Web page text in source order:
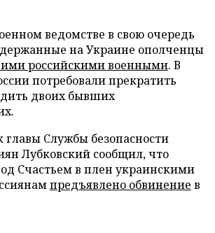
ведомстве в свою очередь
на Украине ополченцы
российскими военными. В
потребовали прекратить
двоих бывших
главы Службы безопасности
Лубковский сообщил, что
Счастьем в плен украинскими
предъявлено обвинение в